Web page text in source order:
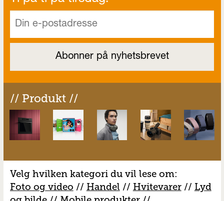
// Produkt //
Velg hvilken kategori du vil lese om:
Foto og video // Handel // Hvitevarer// Lyd